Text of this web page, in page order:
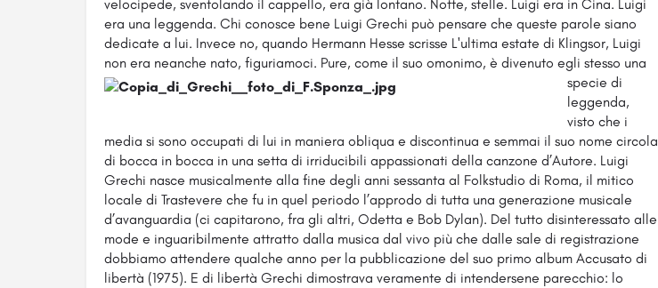
velocipede, sventolando il cappello, era già lontano. Notte, stelle. Luigi era in Cina. Luigi
era una leggenda. Chi conosce bene Luigi Grechi può pensare che queste parole siano
dedicate a lui. Invece no, quando Hermann Hesse scrisse L'ultima estate di Klingsor, Luigi
non era neanche nato, figuriamoci. Pure, come il suo omonimo, è divenuto egli stesso una
specie di
leggenda,
visto che i
media si sono occupati di lui in maniera obliqua e discontinua e semmai il suo nome circola
di bocca in bocca in una setta di irriducibili appassionati della canzone d’Autore. Luigi
Grechi nasce musicalmente alla fine degli anni sessanta al Folkstudio di Roma, il mitico
locale di Trastevere che fu in quel periodo l’approdo di tutta una generazione musicale
d’avanguardia (ci capitarono, fra gli altri, Odetta e Bob Dylan). Del tutto disinteressato alle
mode e inguaribilmente attratto dalla musica dal vivo più che dalle sale di registrazione
dobbiamo attendere qualche anno per la pubblicazione del suo primo album Accusato di
libertà (1975). E di libertà Grechi dimostrava veramente di intendersene parecchio: lo